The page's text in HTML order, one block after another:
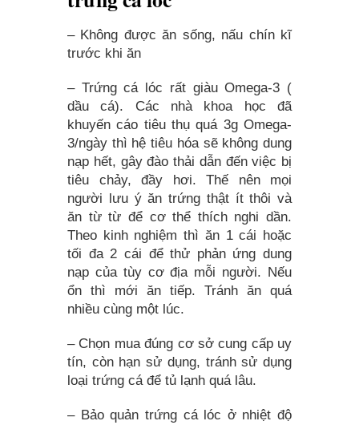
– Không được ăn sống, nấu chín kĩ
trước khi ăn
– Trứng cá lóc rất giàu Omega-3 (
dầu cá). Các nhà khoa học đã
khuyến cáo tiêu thụ quá 3g Omega-
3/ngày thì hệ tiêu hóa sẽ không dung
nạp hết, gây đào thải dẫn đến việc bị
tiêu chảy, đầy hơi. Thế nên mọi
người lưu ý ăn trứng thật ít thôi và
ăn từ từ để cơ thể thích nghi dần.
Theo kinh nghiệm thì ăn 1 cái hoặc
tối đa 2 cái để thử phản ứng dung
nạp của tùy cơ địa mỗi người. Nếu
ổn thì mới ăn tiếp. Tránh ăn quá
nhiều cùng một lúc.
– Chọn mua đúng cơ sở cung cấp uy
tín, còn hạn sử dụng, tránh sử dụng
loại trứng cá để tủ lạnh quá lâu.
– Bảo quản trứng cá lóc ở nhiệt độ